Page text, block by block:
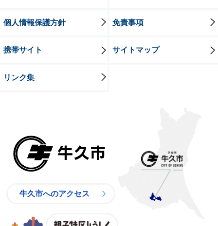
個人情報保護方針 免責事項
携帯サイト サイトマップ
リンク集
牛久市へのアクセス